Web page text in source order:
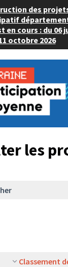
des
en cours : du 06
octobre 2026
2024
déposés
les
Classement